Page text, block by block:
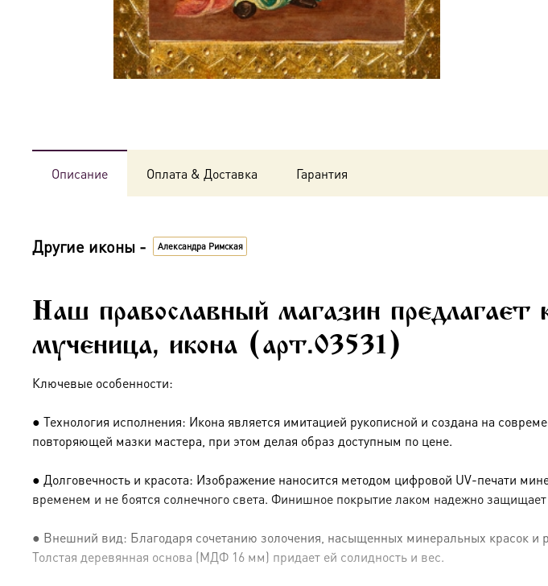
Описание Оплата & Доставка Гарантия
Другие иконы - Александра Римская
Наш православный магазин предлагает
мученица, икона (арт.03531)
Ключевые особенности:
● Технология исполнения: Икона является имитацией рукописной и создана на
повторяющей мазки мастера, при этом делая образ доступным по цене.
● Долговечность и красота: Изображение наносится методом цифровой UV-печати
временем и не боятся солнечного света. Финишное покрытие лаком надежно защищает
● Внешний вид: Благодаря сочетанию золочения, насыщенных минеральных красок и
Толстая деревянная основа (МДФ 16 мм) придает ей солидность и вес.